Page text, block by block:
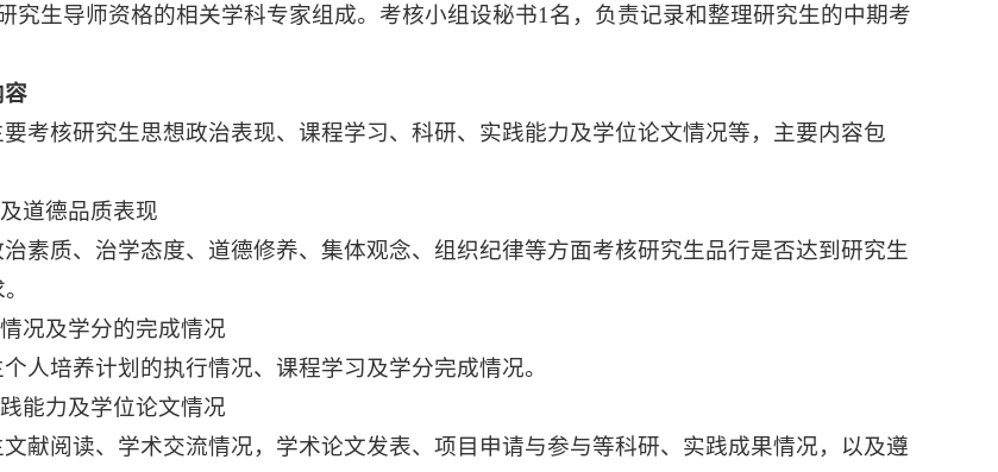
究生导师资格的相关学科专家组成。考核小组设秘书1名，负责记录和整理研究生的中期考
容
考核研究生思想政治表现、课程学习、科研、实践能力及学位论文情况等，主要内容包
道德品质表现
素质、治学态度、道德修养、集体观念、组织纪律等方面考核研究生品行是否达到研究生
况及学分的完成情况
人培养计划的执行情况、课程学习及学分完成情况。
能力及学位论文情况
献阅读、学术交流情况，学术论文发表、项目申请与参与等科研、实践成果情况，以及遵